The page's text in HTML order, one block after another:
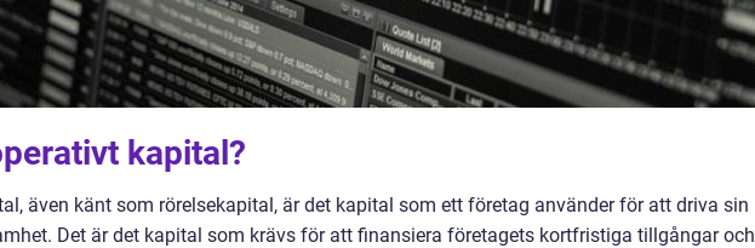
kapital?
även känt som rörelsekapital, är det kapital som ett företag använder för att driva sin
Det är det kapital som krävs för att finansiera företagets kortfristiga tillgångar och